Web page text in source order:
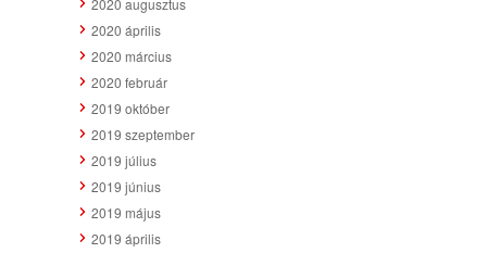
2020 április
2020 március
2020 február
2019 október
2019 szeptember
2019 július
2019 június
2019 május
2019 április